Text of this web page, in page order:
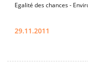
Egalité des chances -
29.11.2011